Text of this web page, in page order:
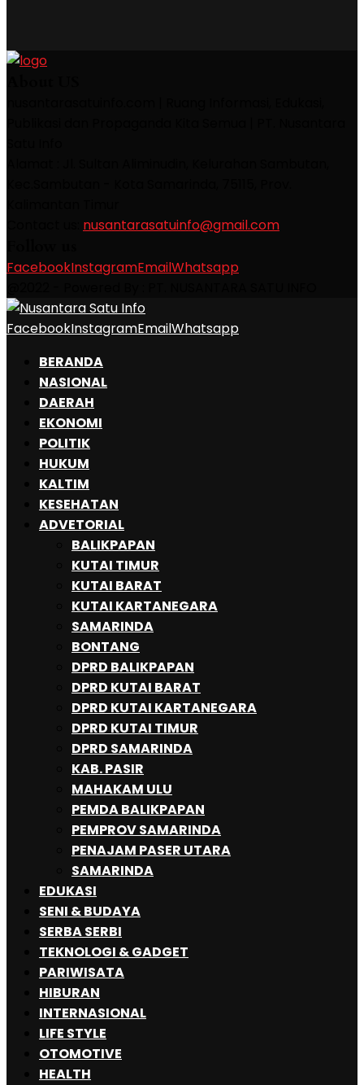
nusantarasatuinfo@gmail.com
FacebookInstagramEmailWhatsapp
FacebookInstagramEmailWhatsapp
BERANDA
NASIONAL
DAERAH
EKONOMI
POLITIK
HUKUM
KALTIM
KESEHATAN
ADVETORIAL
BALIKPAPAN
KUTAI TIMUR
KUTAI BARAT
KUTAI KARTANEGARA
SAMARINDA
BONTANG
DPRD BALIKPAPAN
DPRD KUTAI BARAT
DPRD KUTAI KARTANEGARA
DPRD KUTAI TIMUR
DPRD SAMARINDA
KAB. PASIR
MAHAKAM ULU
PEMDA BALIKPAPAN
PEMPROV SAMARINDA
PENAJAM PASER UTARA
SAMARINDA
EDUKASI
SENI & BUDAYA
SERBA SERBI
TEKNOLOGI & GADGET
PARIWISATA
HIBURAN
INTERNASIONAL
LIFE STYLE
OTOMOTIVE
HEALTH